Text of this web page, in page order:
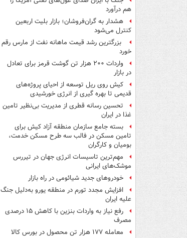
هم درآورد
هشدار به گران‌فروشان؛ بازار بلیت اربعین
کنترل می‌شود
بزرگترین رشد قیمت ماهانه نفت از مارس رقم
خورد
واردات ۲۰۰ هزار تن گوشت قرمز برای تعادل
در بازار
کیش روی ریل توسعه از احیای پروژه‌های
قدیمی تا بهره گیری از انرژی خورشیدی
تحسین رسانه قطری از مدیریت بی‌نظیر تامین
غذا در ایران
بسته جامع سازمان منطقه آزاد کیش برای
تامین مسکن در فالب سه طرح مسکن خدمت،
بومیان و کارگران
مهم‌ترین تاسیسات انرژی جهان در تیررس
موشک‌های ایرانی
خودروهای جدید شیائومی در راه بازار
افزایش مجدد تورم در منطقه یورو به‌دلیل جنگ
علیه ایران
رفع نیاز به واردات بنزین با کاهش ۱۵ درصدی
مصرف
معامله ۱۷۷ هزار تن محصول در بورس کالا